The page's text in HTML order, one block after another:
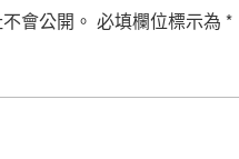
會公開。 必填欄位標示為 *